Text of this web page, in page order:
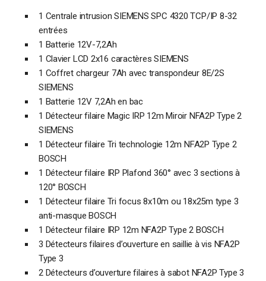
1 Centrale intrusion SIEMENS SPC 4320 TCP/IP 8-32
entrées
1 Batterie 12V-7,2Ah
1 Clavier LCD 2x16 caractères SIEMENS
1 Coffret chargeur 7Ah avec transpondeur 8E/2S
SIEMENS
1 Batterie 12V 7,2Ah en bac
1 Détecteur filaire Magic IRP 12m Miroir NFA2P Type 2
SIEMENS
1 Détecteur filaire Tri technologie 12m NFA2P Type 2
BOSCH
1 Détecteur filaire IRP Plafond 360° avec 3 sections à
120° BOSCH
1 Détecteur filaire Tri focus 8x10m ou 18x25m type 3
anti-masque BOSCH
1 Détecteur filaire IRP 12m NFA2P Type 2 BOSCH
3 Détecteurs filaires d’ouverture en saillie à vis NFA2P
Type 3
2 Détecteurs d’ouverture filaires à sabot NFA2P Type 3